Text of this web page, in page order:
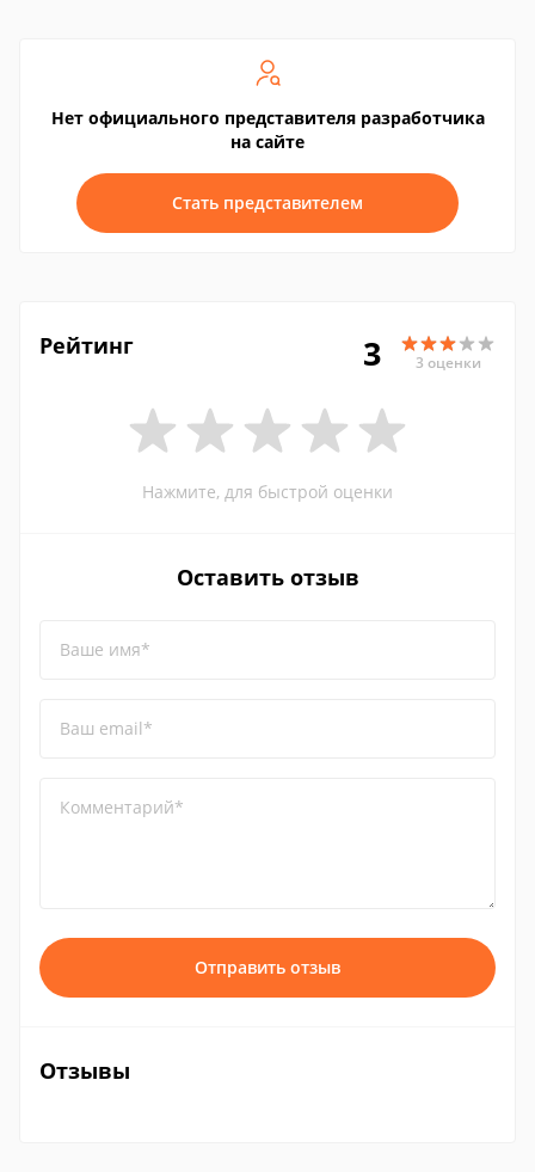
Нет официального представителя разработчика
на сайте
Стать представителем
Рейтинг 3 3 оценки
Нажмите, для быстрой оценки
Оставить отзыв
Ваше имя*
Ваш email*
Комментарий*
Отправить отзыв
Отзывы